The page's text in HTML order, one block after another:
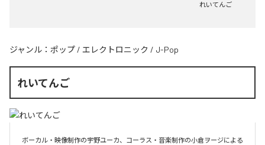
れいてんご
ジャンル： ポップ / エレクトロニック / J-Pop
れいてんご
ボーカル・映像制作の宇野ユーカ、コーラス・音楽制作の小倉ヲージによる